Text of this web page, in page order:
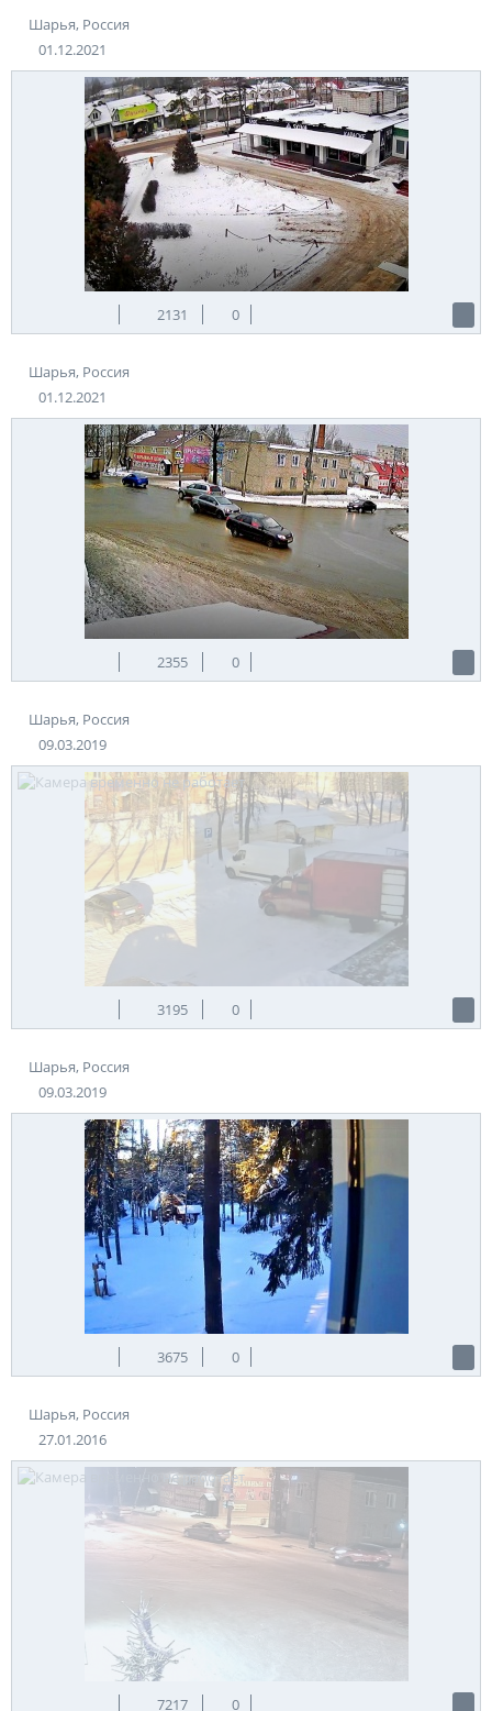
Шарья, Россия
01.12.2021
2131 0
Шарья, Россия
01.12.2021
2355 0
Шарья, Россия
09.03.2019
3195 0
Шарья, Россия
09.03.2019
3675 0
Шарья, Россия
27.01.2016
7217 0